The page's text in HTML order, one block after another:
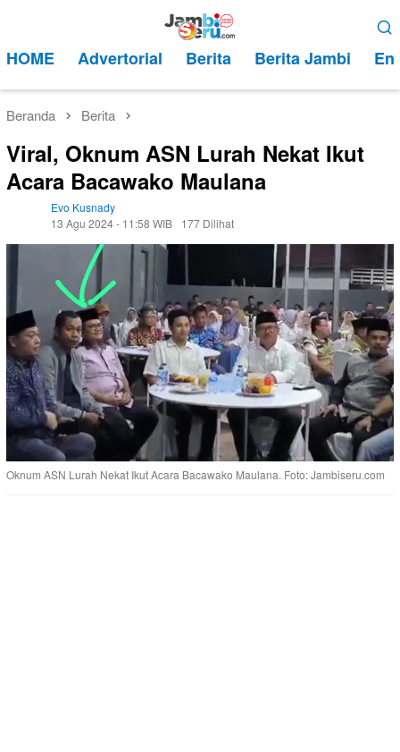
kontenMobile
HOME Advertorial Berita Berita Jambi
Beranda Berita
Viral, Oknum ASN Lurah Nekat Ikut
Acara Bacawako Maulana
Evo Kusnady
13 Agu 2024 - 11:58 WIB
177 Dilihat
Oknum ASN Lurah Nekat Ikut Acara Bacawako Maulana. Foto: Jambiseru.com